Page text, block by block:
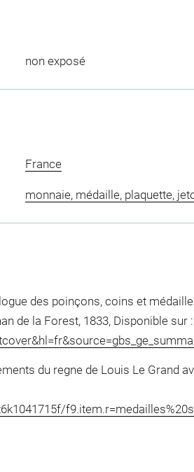
non exposé
France
monnaie, médaille, plaquette,
des poinçons, coins et
de la Forest, 1833, Disponible sur :
du regne de Louis Le Grand